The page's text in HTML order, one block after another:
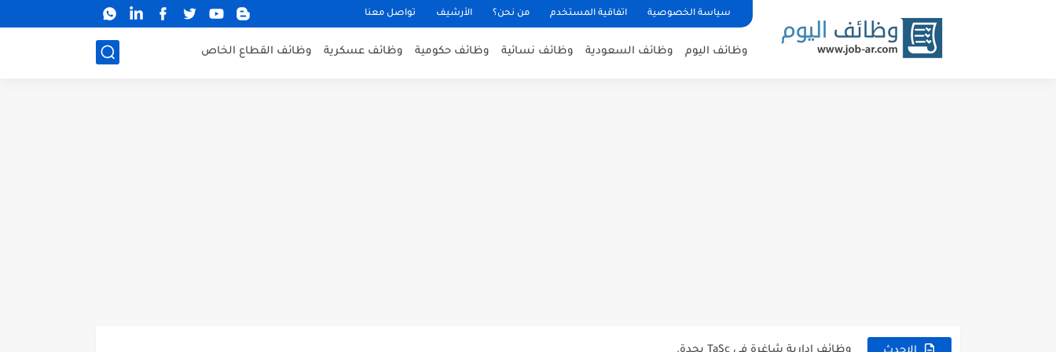
سياسة الخصوصية اتفاقية المستخدم من نحن؟ الأرشيف تواصل معنا
وظائف اليوم وظائف السعودية وظائف نسائية وظائف حكومية وظائف عسكرية وظائف القطاع الخاص